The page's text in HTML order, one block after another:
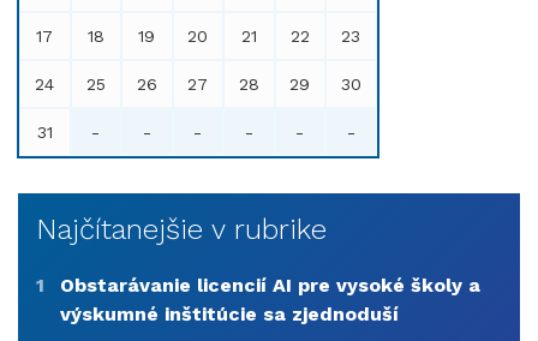
17 18 19 20 21 22 23
24 25 26 27 28 29 30
31 - - - - - -
Najčítanejšie v rubrike
1
Obstarávanie licencií AI pre vysoké školy a
výskumné inštitúcie sa zjednoduší